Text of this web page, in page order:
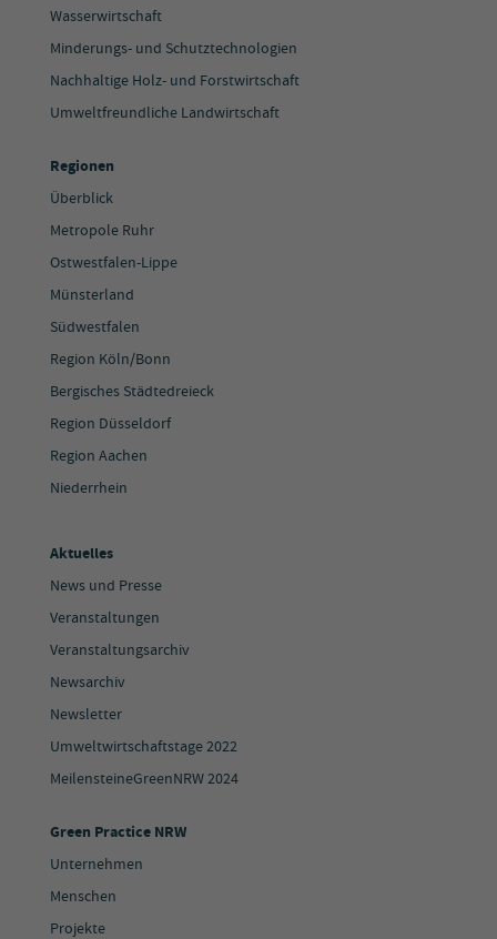
Wasserwirtschaft
Minderungs- und Schutztechnologien
Nachhaltige Holz- und Forstwirtschaft
Umweltfreundliche Landwirtschaft
Regionen
Überblick
Metropole Ruhr
Ostwestfalen-Lippe
Münsterland
Südwestfalen
Region Köln/Bonn
Bergisches Städtedreieck
Region Düsseldorf
Region Aachen
Niederrhein
Aktuelles
News und Presse
Veranstaltungen
Veranstaltungsarchiv
Newsarchiv
Newsletter
Umweltwirtschaftstage 2022
MeilensteineGreenNRW 2024
Green Practice NRW
Unternehmen
Menschen
Projekte